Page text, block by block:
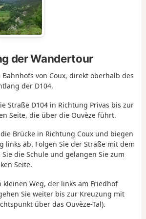
der Wandertour
von Coux, direkt oberhalb des
der D104.
Straße D104 in Richtung Privas bis zur
Seite, die über die Ouvèze führt.
Brücke in Richtung Coux und biegen
links ab. Folgen Sie der Straße mit dem
die Schule und gelangen Sie zum
Seite.
kleinen Weg, der links am Friedhof
Sie weiter bis zur Kreuzung mit
über das Ouvèze-Tal).